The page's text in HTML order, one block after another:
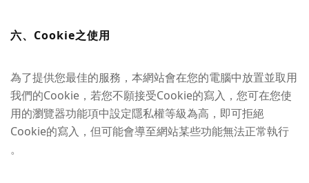
六、Cookie之使用
為了提供您最佳的服務，本網站會在您的電腦中放置並取用
我們的Cookie，若您不願接受Cookie的寫入，您可在您使
用的瀏覽器功能項中設定隱私權等級為高，即可拒絕
Cookie的寫入，但可能會導至網站某些功能無法正常執行
。